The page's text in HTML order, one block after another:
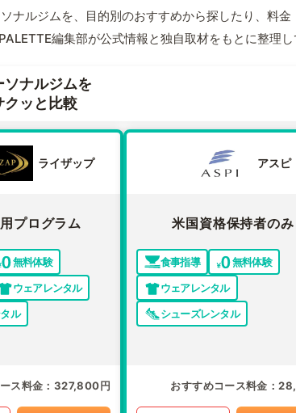
ナルジムを、目的別のおすすめから探したり、料
編集部が公式情報と独自取材をもとに整理し
ナルジムを
クッと比較
ライザップ
プログラム
無料体験
ウェアレンタル
ル
ス料金 327,800円
アスピ
米国資格保持者のみ
食事指導
無料体験
ウェアレンタル
シューズレンタル
おすすめコース料金